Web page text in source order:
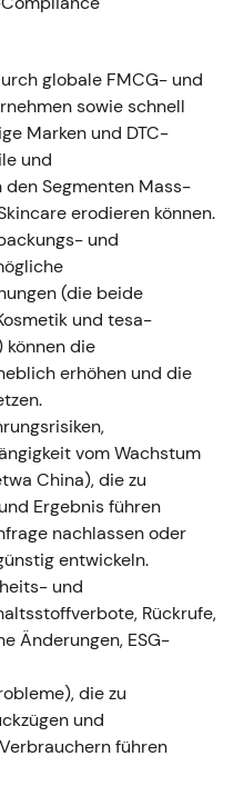
— Investoren
kein unmittelbarer
Entwicklung für den
der Ergebnisse für
Konzernumsatz
%); bereinigtes EBIT
(NIVEA,
Unternehmen
der besten
als schneller
Consumer-
[15]. - Ausbruch nach
auf Basis
und
organisches
Quartal 2023
für 2023 angehoben
der Dynamik; die
sich von der
zweistelligem
der Rally
Dynamik durch
globale FMCG- und
sowie schnell
Marken und DTC-
und
Segmenten Mass-
erodieren können.
und
(die beide
und tesa-
die
erhöhen und die
vom Wachstum
China), die zu
Ergebnis führen
nachlassen oder
entwickeln.
und
Rückrufe,
Änderungen, ESG-
die zu
und
führen